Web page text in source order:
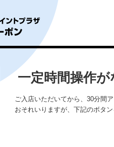
一定時間操作
ご入店いただいてから、30分間
おそれいりますが、下記のボタ